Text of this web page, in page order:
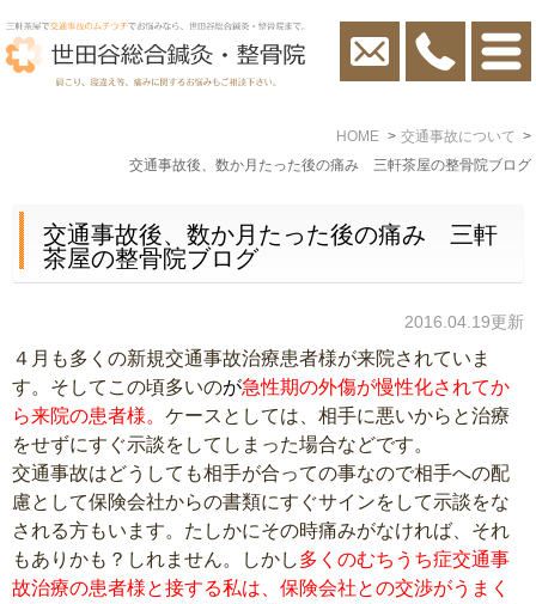
HOME
交通事故について
交通事故後、数か月たった後の痛み 三軒茶屋の整骨院ブログ
交通事故後、数か月たった後の痛み 三軒
茶屋の整骨院ブログ
2016.04.19更新
４月も多くの新規交通事故治療患者様が来院されていま
す。そしてこの頃多いのが急性期の外傷が慢性化されてか
ら来院の患者様。 ケースとしては、相手に悪いからと治療
をせずにすぐ示談をしてしまった場合などです。
交通事故はどうしても相手が合っての事なので相手への配
慮として保険会社からの書類にすぐサインをして示談をな
される方もいます。たしかにその時痛みがなければ、それ
もありかも？しれません。しかし多くのむちうち症交通事
故治療の患者様と接する私は、保険会社との交渉がうまく